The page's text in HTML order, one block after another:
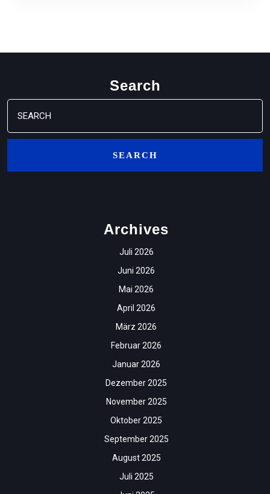
Search
Search
for:
Archives
Juli 2026
Juni 2026
Mai 2026
April 2026
März 2026
Februar 2026
Januar 2026
Dezember 2025
November 2025
Oktober 2025
September 2025
August 2025
Juli 2025